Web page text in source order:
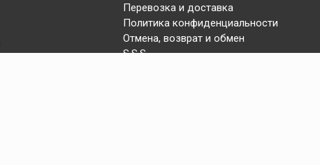
Перевозка и доставка
Политика конфиденциальности
Отмена, возврат и обмен
S.S.S.